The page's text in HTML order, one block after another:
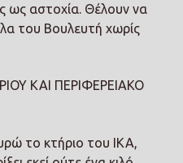
ως αστοχία. Θέλουν να
του Βουλευτή χωρίς
ΚΑΙ ΠΕΡΙΦΕΡΕΙΑΚΟ
το κτήριο του ΙΚΑ,